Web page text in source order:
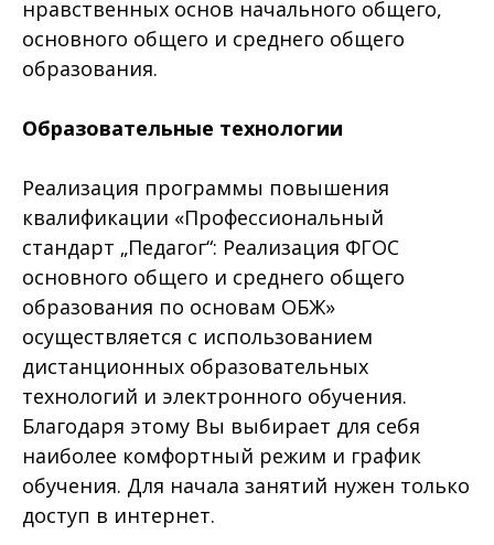
нравственных основ начального общего,
основного общего и среднего общего
образования.
Образовательные технологии
Реализация программы повышения
квалификации «Профессиональный
стандарт „Педагог“: Реализация ФГОС
основного общего и среднего общего
образования по основам ОБЖ»
осуществляется с использованием
дистанционных образовательных
технологий и электронного обучения.
Благодаря этому Вы выбирает для себя
наиболее комфортный режим и график
обучения. Для начала занятий нужен только
доступ в интернет.